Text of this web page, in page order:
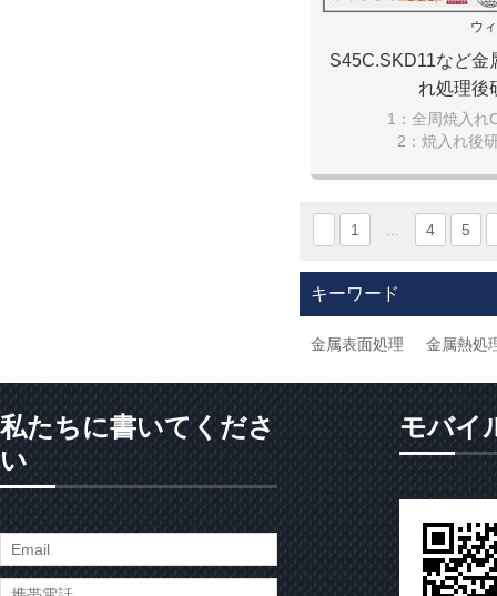
ウ
S45C.SKD11など金
れ処理後
1：全周焼入れ
2：焼入れ後
1 4 5
キーワード
金属表面処理 金属熱処
私たちに書いてくださ
い
モバイ